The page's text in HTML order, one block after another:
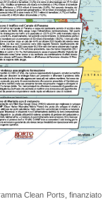
Clean Ports, finanziato